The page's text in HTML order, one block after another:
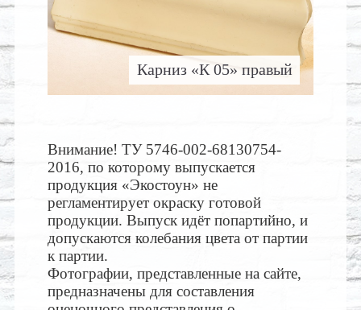
Карниз «К 05» правый
Внимание! ТУ 5746-002-68130754-
2016, по которому выпускается
продукция «Экостоун» не
регламентирует окраску готовой
продукции. Выпуск идёт попартийно, и
допускаются колебания цвета от партии
к партии.
Фотографии, представленные на сайте,
предназначены для составления